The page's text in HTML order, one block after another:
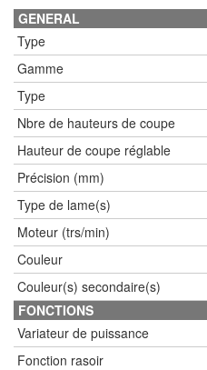
GENERAL
Type
Gamme
Type
Nbre de hauteurs de coupe
Hauteur de coupe réglable
Précision (mm)
Type de lame(s)
Moteur (trs/min)
Couleur
Couleur(s) secondaire(s)
FONCTIONS
Variateur de puissance
Fonction rasoir